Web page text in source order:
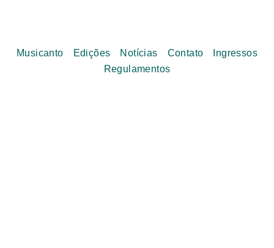
Musicanto Edições Notícias Contato
Ingressos
Regulamentos